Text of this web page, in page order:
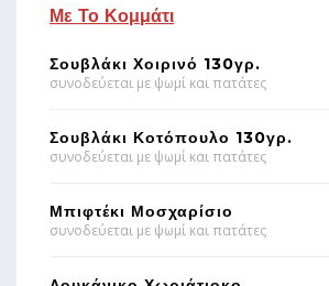
Με Το Κομμάτι
Σουβλάκι Χοιρινό 130γρ.
συνοδεύεται με ψωμί και πατάτες
Σουβλάκι Κοτόπουλο 130γρ.
συνοδεύεται με ψωμί και πατάτες
Μπιφτέκι Μοσχαρίσιο
συνοδεύεται με ψωμί και πατάτες